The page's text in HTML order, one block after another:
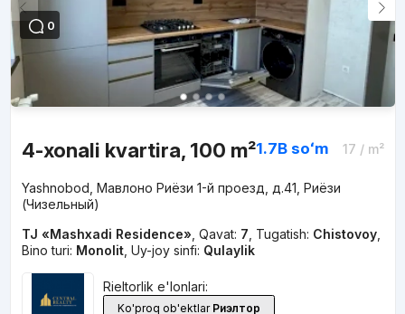
0
4-xonali kvartira, 100 m²1.7B soʻm 17 / m²
Yashnobod, Мавлоно Риёзи 1-й проезд, д.41, Риёзи
(Чизельный)
TJ «Mashxadi Residence» Qavat: 7 Tugatish: Chistovoy,
Bino turi: Monolit, Uy-joy sinfi: Qulaylik
Rieltorlik e'lonlari:
Ko'proq ob'ektlar Риэлтор